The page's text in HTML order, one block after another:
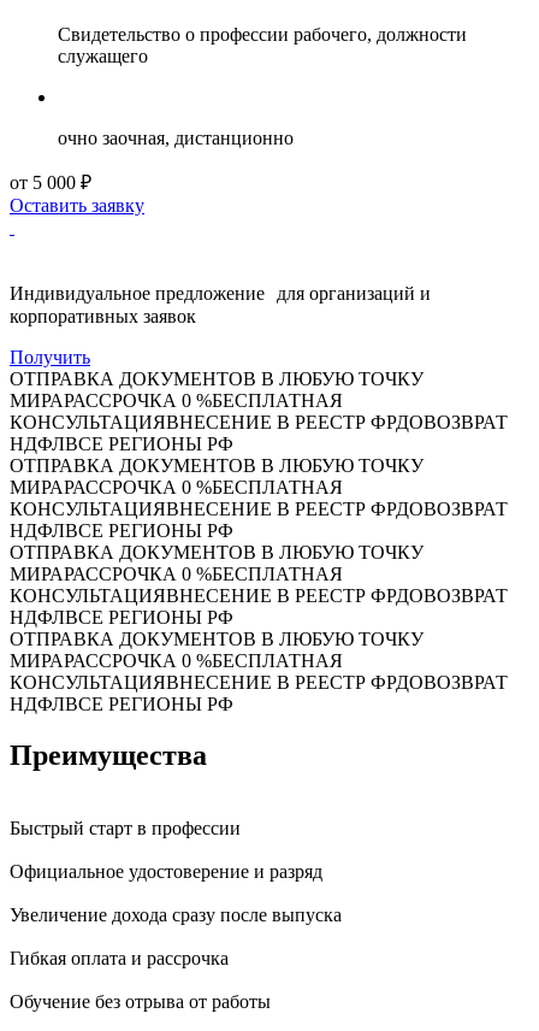
Свидетельство о профессии рабочего, должности
служащего
очно заочная, дистанционно
от 5 000 ₽
Оставить заявку
Индивидуальное предложение для организаций и
корпоративных заявок
Получить
ОТПРАВКА ДОКУМЕНТОВ В ЛЮБУЮ ТОЧКУ
МИРАРАССРОЧКА 0 %БЕСПЛАТНАЯ
КОНСУЛЬТАЦИЯВНЕСЕНИЕ В РЕЕСТР ФРДОВОЗВРАТ
НДФЛВСЕ РЕГИОНЫ РФ
ОТПРАВКА ДОКУМЕНТОВ В ЛЮБУЮ ТОЧКУ
МИРАРАССРОЧКА 0 %БЕСПЛАТНАЯ
КОНСУЛЬТАЦИЯВНЕСЕНИЕ В РЕЕСТР ФРДОВОЗВРАТ
НДФЛВСЕ РЕГИОНЫ РФ
ОТПРАВКА ДОКУМЕНТОВ В ЛЮБУЮ ТОЧКУ
МИРАРАССРОЧКА 0 %БЕСПЛАТНАЯ
КОНСУЛЬТАЦИЯВНЕСЕНИЕ В РЕЕСТР ФРДОВОЗВРАТ
НДФЛВСЕ РЕГИОНЫ РФ
ОТПРАВКА ДОКУМЕНТОВ В ЛЮБУЮ ТОЧКУ
МИРАРАССРОЧКА 0 %БЕСПЛАТНАЯ
КОНСУЛЬТАЦИЯВНЕСЕНИЕ В РЕЕСТР ФРДОВОЗВРАТ
НДФЛВСЕ РЕГИОНЫ РФ
Преимущества
Быстрый старт в профессии
Официальное удостоверение и разряд
Увеличение дохода сразу после выпуска
Гибкая оплата и рассрочка
Обучение без отрыва от работы